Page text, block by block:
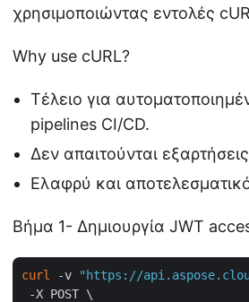
χρησιμοποιώντας εντολές
Why use cURL?
Τέλειο για
pipelines CI/CD.
Δεν απαιτούνται
Ελαφρύ και
Βήμα 1- Δημιουργία JWT
curl -v "https://
-X POST \